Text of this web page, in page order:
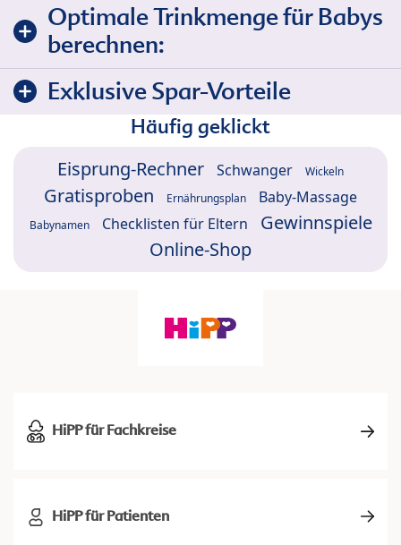
Optimale Trinkmenge für Babys
berechnen:
Exklusive Spar-Vorteile
Häufig geklickt
Eisprung-Rechner Schwanger Wickeln
Gratisproben Ernährungsplan Baby-Massage
Babynamen Checklisten für Eltern
Gewinnspiele
Online-Shop
HiPP für Fachkreise
HiPP für Patienten